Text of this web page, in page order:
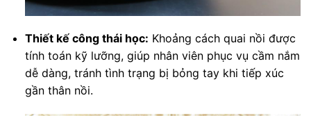
Thiết kế công thái học: Khoảng cách quai nồi được
tính toán kỹ lưỡng, giúp nhân viên phục vụ cầm nắm
dễ dàng, tránh tình trạng bị bỏng tay khi tiếp xúc
gần thân nồi.